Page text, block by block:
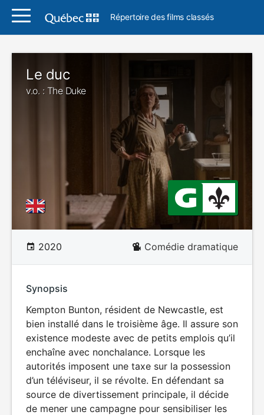
Répertoire des films classés
Le duc
v.o. : The Duke
2020 Comédie dramatique
Synopsis
Kempton Bunton, résident de Newcastle, est
bien installé dans le troisième âge. Il assure son
existence modeste avec de petits emplois qu’il
enchaîne avec nonchalance. Lorsque les
autorités imposent une taxe sur la possession
d’un téléviseur, il se révolte. En défendant sa
source de divertissement principale, il décide
de mener une campagne pour sensibiliser les